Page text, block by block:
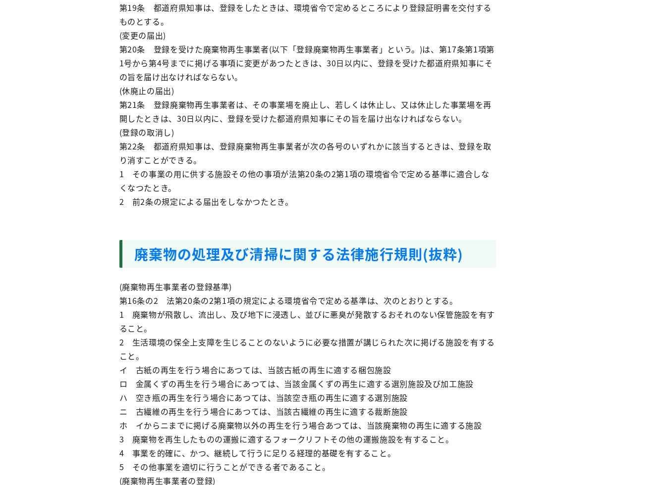
第19条 都道府県知事は、登録をしたときは、環境省令で定めるところにより登録証明書を交付する
ものとする。
(変更の届出)
第20条 登録を受けた廃棄物再生事業者(以下「登録廃棄物再生事業者」という。)は、第17条第1項第
1号から第4号までに掲げる事項に変更があつたときは、30日以内に、登録を受けた都道府県知事にそ
の旨を届け出なければならない。
(休廃止の届出)
第21条 登録廃棄物再生事業者は、その事業場を廃止し、若しくは休止し、又は休止した事業場を再
開したときは、30日以内に、登録を受けた都道府県知事にその旨を届け出なければならない。
(登録の取消し)
第22条 都道府県知事は、登録廃棄物再生事業者が次の各号のいずれかに該当するときは、登録を取
り消すことができる。
1 その事業の用に供する施設その他の事項が法第20条の2第1項の環境省令で定める基準に適合しな
くなつたとき。
2 前2条の規定による届出をしなかつたとき。
廃棄物の処理及び清掃に関する法律施行規則(抜粋)
(廃棄物再生事業者の登録基準)
第16条の2 法第20条の2第1項の規定による環境省令で定める基準は、次のとおりとする。
1 廃棄物が飛散し、流出し、及び地下に浸透し、並びに悪臭が発散するおそれのない保管施設を有す
ること。
2 生活環境の保全上支障を生じることのないように必要な措置が講じられた次に掲げる施設を有する
こと。
イ 古紙の再生を行う場合にあつては、当該古紙の再生に適する梱包施設
ロ 金属くずの再生を行う場合にあつては、当該金属くずの再生に適する選別施設及び加工施設
ハ 空き瓶の再生を行う場合にあつては、当該空き瓶の再生に適する選別施設
ニ 古繊維の再生を行う場合にあつては、当該古繊維の再生に適する裁断施設
ホ イからニまでに掲げる廃棄物以外の再生を行う場合あつては、当該廃棄物の再生に適する施設
3 廃棄物を再生したものの運搬に適するフォークリフトその他の運搬施設を有すること。
4 事業を的確に、かつ、継続して行うに足りる経理的基礎を有すること。
5 その他事業を適切に行うことができる者であること。
(廃棄物再生事業者の登録)